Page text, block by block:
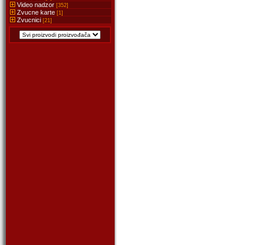
Video nadzor [352]
Zvucne karte [1]
Zvucnici [21]